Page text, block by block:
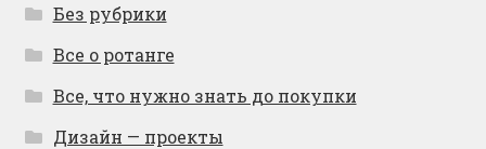
Без рубрики
Все о ротанге
Все, что нужно знать до покупки
Дизайн — проекты